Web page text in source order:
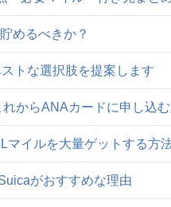
めるべきか？
トな選択肢を提案します
からANAカードに申し込
マイルを大量ゲットする方
がおすすめな理由